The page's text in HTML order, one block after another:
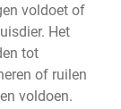
voldoet of
Het
tot
of ruilen
voldoen.